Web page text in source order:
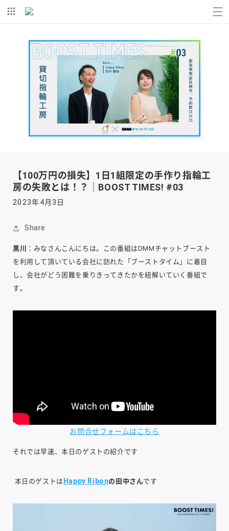
進む
【100万円の損失】1日1組限定の手作り指輪工
房の失敗とは！？｜BOOST TIMES! #03
2023年4月3日
Share
黒川
：みなさんこんにちは。この番組はDMMチャットブースト
を利用して頂いている会社に訪れた「ブーストタイム」に着目
し、会社がどう困難を乗りきってきたかを紐解いていく番組で
す。
お問合せフォームはこちら
それでは早速、本日のゲストの紹介です
本日のゲストは Happy Ribonの田中さんです